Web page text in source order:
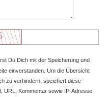
Du Dich mit der Speicherung und
einverstanden. Um die Übersicht
zu verhindern, speichert diese
URL, Kommentar sowie IP-Adresse